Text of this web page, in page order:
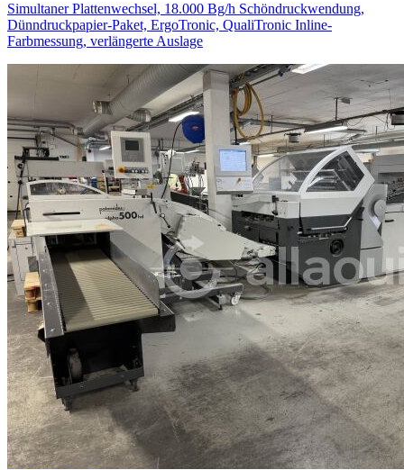
Simultaner Plattenwechsel, 18.000 Bg/h Schöndruckwendung,
Dünndruckpapier-Paket, ErgoTronic, QualiTronic Inline-
Farbmessung, verlängerte Auslage